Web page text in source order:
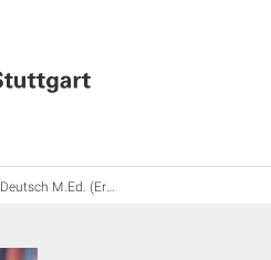
Deutsch M.Ed. (Erweiterung), Lehramt